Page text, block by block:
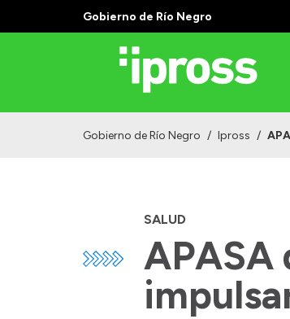
Gobierno de Río Negro
Gobierno de Río Negro / Ipross /
SALUD
APASA